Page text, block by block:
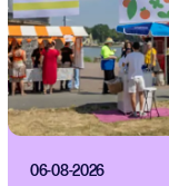
06-08-2026